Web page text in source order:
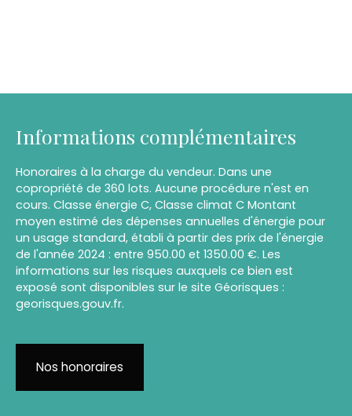
Informations complémentaires
Honoraires à la charge du vendeur. Dans une
copropriété de 360 lots. Aucune procédure n'est en
cours. Classe énergie C, Classe climat C Montant
moyen estimé des dépenses annuelles d'énergie pour
un usage standard, établi à partir des prix de l'énergie
de l'année 2024 : entre 950.00 et 1350.00 €. Les
informations sur les risques auxquels ce bien est
exposé sont disponibles sur le site Géorisques :
georisques.gouv.fr.
Nos honoraires